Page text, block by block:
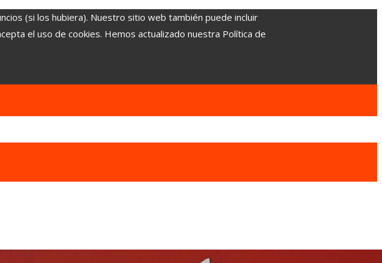
(si los hubiera). Nuestro sitio web también puede incluir
el uso de cookies. Hemos actualizado nuestra Política de